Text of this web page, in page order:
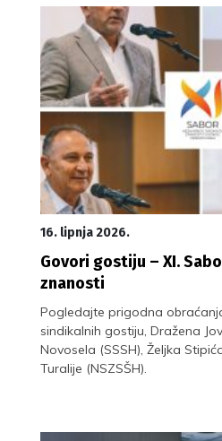
16. lipnja 2026.
Govori gostiju – XI.
znanosti
Pogledajte prigodna
sindikalnih gostiju, Dražena
Novosela (SSSH), Željka
Turalije (NSZSŠH).